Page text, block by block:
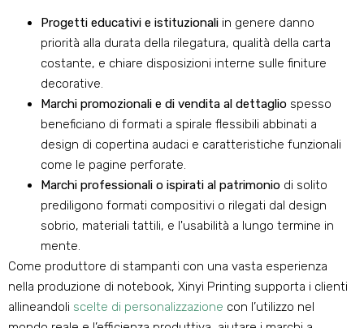
Progetti educativi e istituzionali in genere danno
priorità alla durata della rilegatura, qualità della carta
costante, e chiare disposizioni interne sulle finiture
decorative.
Marchi promozionali e di vendita al dettaglio spesso
beneficiano di formati a spirale flessibili abbinati a
design di copertina audaci e caratteristiche funzionali
come le pagine perforate.
Marchi professionali o ispirati al patrimonio di solito
prediligono formati compositivi o rilegati dal design
sobrio, materiali tattili, e l'usabilità a lungo termine in
mente.
Come produttore di stampanti con una vasta esperienza
nella produzione di notebook, Xinyi Printing supporta i clienti
allineandoli scelte di personalizzazione con l’utilizzo nel